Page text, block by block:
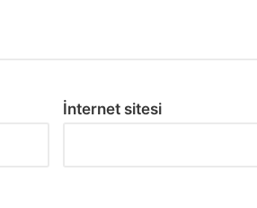
İnternet sitesi